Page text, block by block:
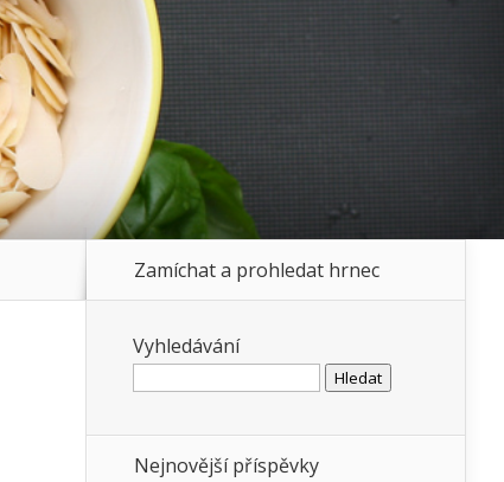
Zamíchat a prohledat hrnec
Vyhledávání
Nejnovější příspěvky